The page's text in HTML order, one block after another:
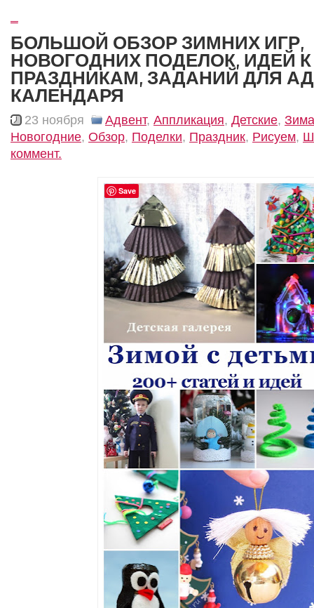
БОЛЬШОЙ ОБЗОР ЗИМНИХ ИГР,
НОВОГОДНИХ ПОДЕЛОК, ИДЕЙ К
ПРАЗДНИКАМ, ЗАДАНИЙ ДЛЯ
КАЛЕНДАРЯ
23 ноября Адвент, Аппликация, Детские, Зима
Новогодние, Обзор, Поделки, Праздник, Рисуем,
коммент.
Save